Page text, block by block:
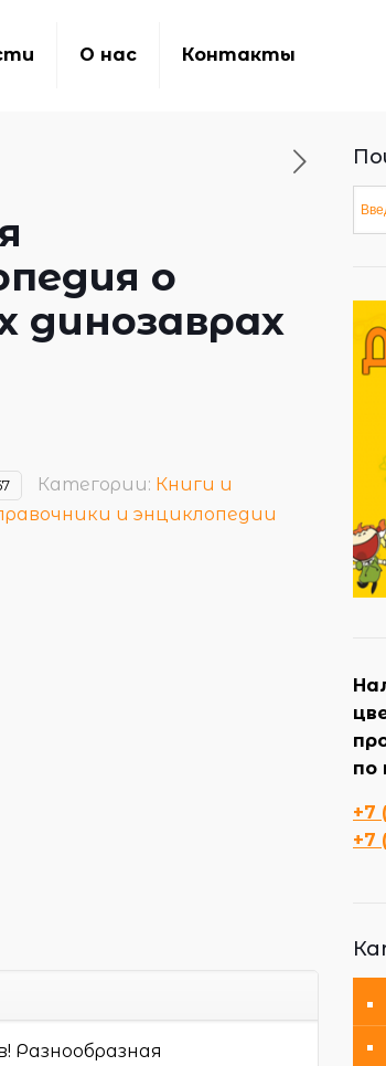
О нас Контакты
о
динозаврах
Категории: Книги и
и энциклопедии
Разнообразная
по
+7
+7